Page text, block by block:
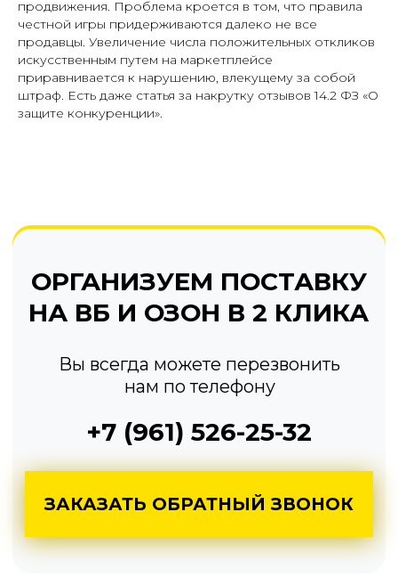
продвижения. Проблема кроется в том, что правила
честной игры придерживаются далеко не все
продавцы. Увеличение числа положительных откликов
искусственным путем на маркетплейсе
приравнивается к нарушению, влекущему за собой
штраф. Есть даже статья за накрутку отзывов 14.2 ФЗ «О
защите конкуренции».
НА ВБ И ОЗОН В 2 КЛИКА
Вы всегда можете перезвонить
нам по телефону
+7 (961) 526-25-32